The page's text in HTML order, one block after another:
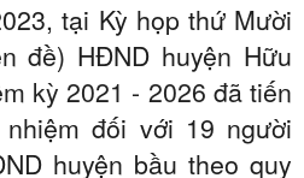
tại Kỳ họp thứ Mười
đề) HĐND huyện Hữu
kỳ 2021 - 2026 đã tiến
đối với 19 người
huyện bầu theo quy